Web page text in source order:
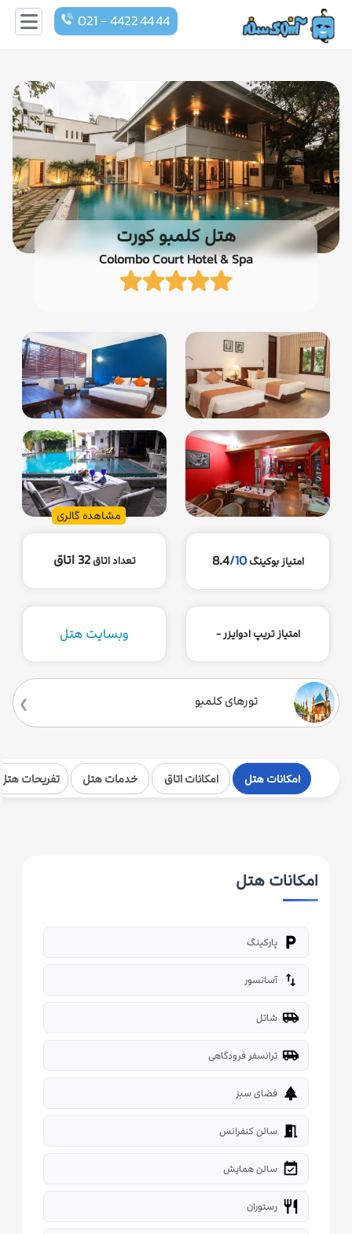
021 - 4422 44 44
هتل کلمبو کورت
Colombo Court Hotel & Spa
مشاهده گالری
امتیاز بوکینگ 8.4/10 تعداد اتاق32 اتاق
امتیاز تریپ ادوایزر - وبسایت هتل
تورهای کلمبو
امکانات هتل امکانات اتاق خدمات هتل تفریحات
امکانات هتل
local_parking پارکینگ
import_export آسانسور
airport_shuttle شاتل
airport_shuttle ترانسفر فرودگاهی
park فضای سبز
meeting_room سالن کنفرانس
event_available سالن همایش
restaurant رستوران